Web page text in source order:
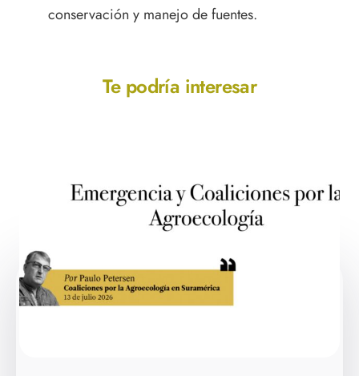
conservación y manejo de fuentes.
Te podría interesar